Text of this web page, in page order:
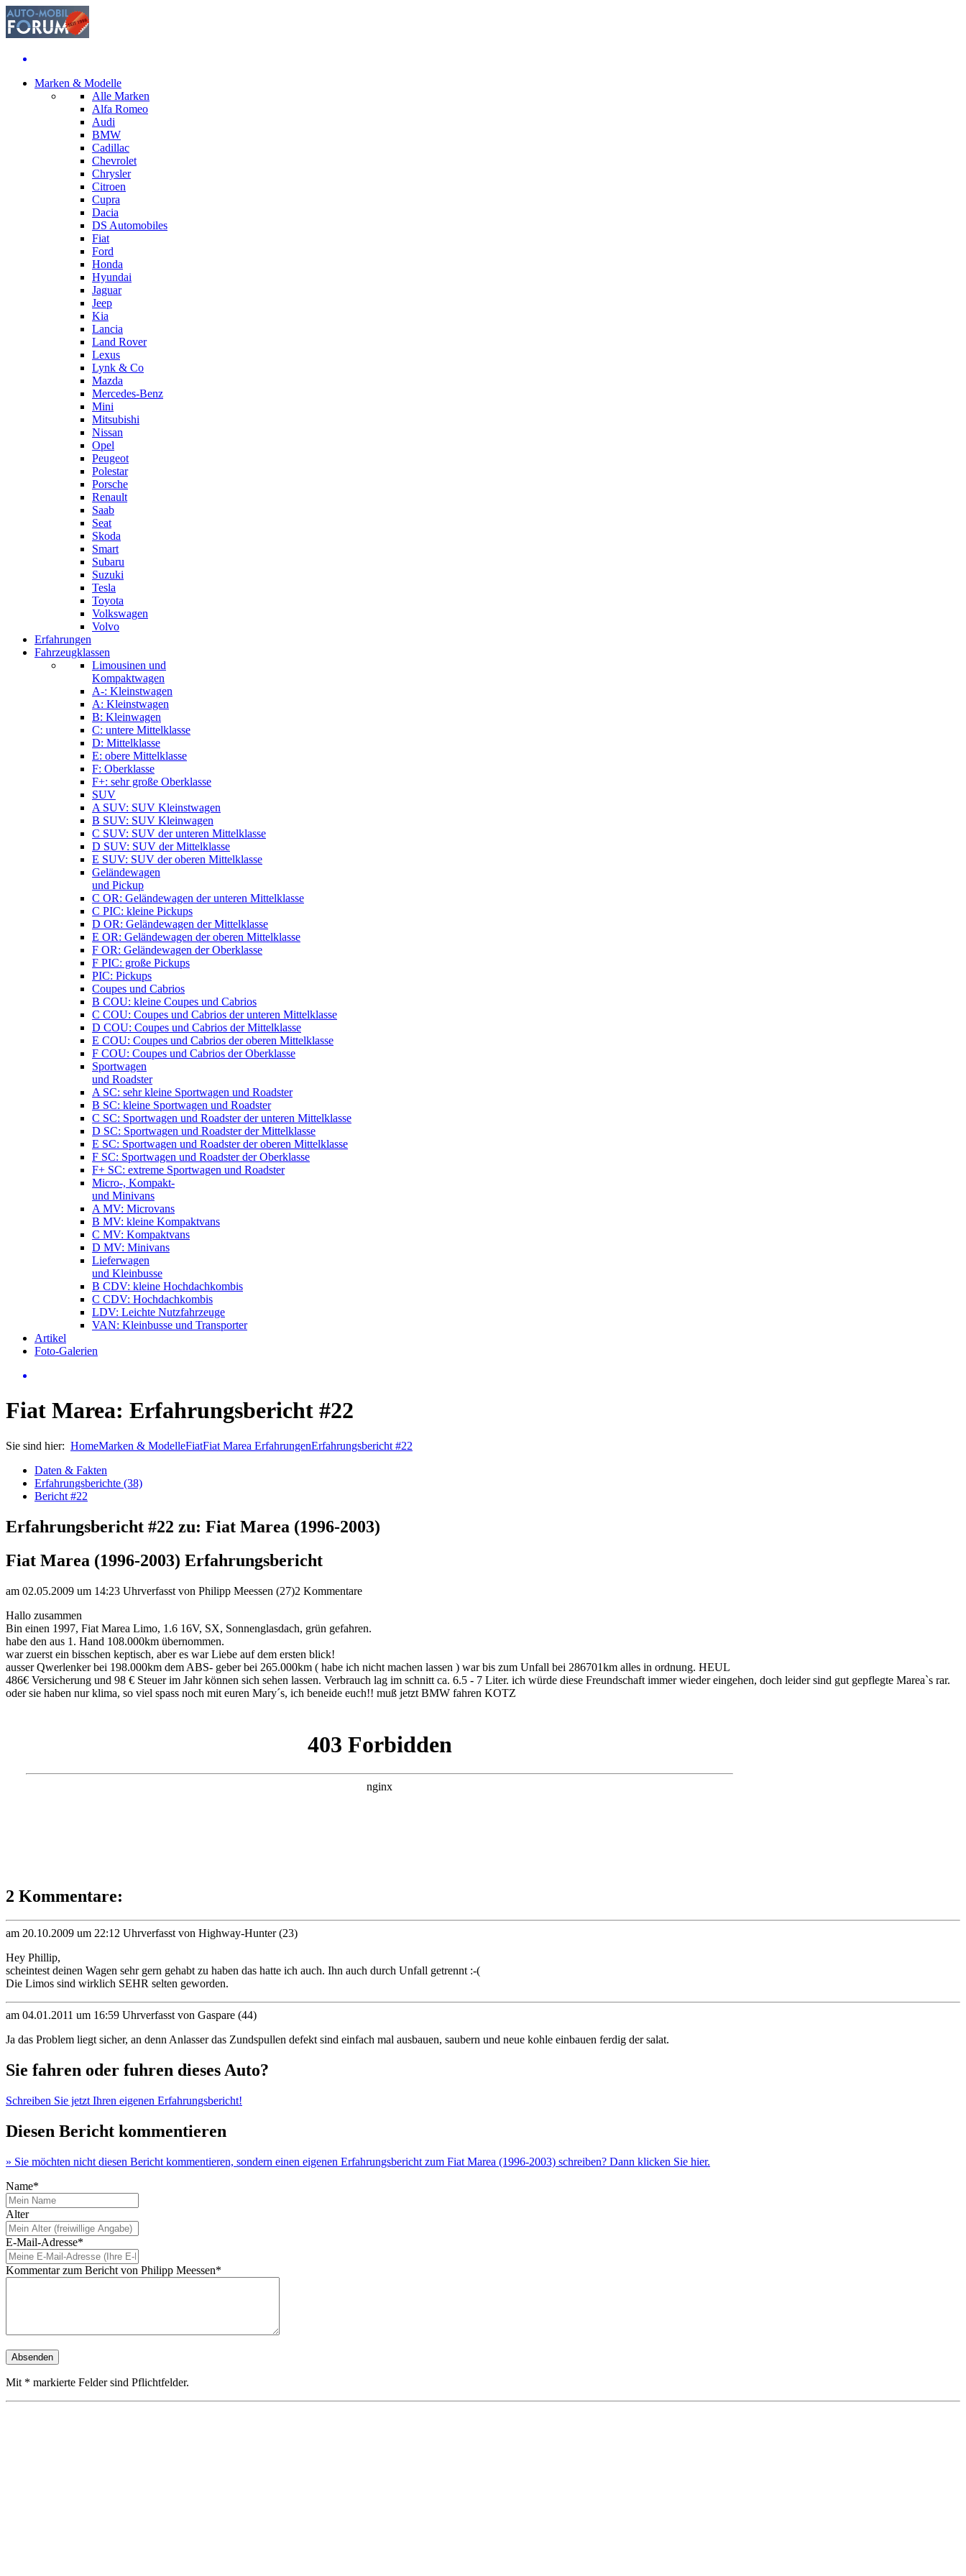
Marken & Modelle
Alle Marken
Alfa Romeo
Audi
BMW
Cadillac
Chevrolet
Chrysler
Citroen
Cupra
Dacia
DS Automobiles
Fiat
Ford
Honda
Hyundai
Jaguar
Jeep
Kia
Lancia
Land Rover
Lexus
Lynk & Co
Mazda
Mercedes-Benz
Mini
Mitsubishi
Nissan
Opel
Peugeot
Polestar
Porsche
Renault
Saab
Seat
Skoda
Smart
Subaru
Suzuki
Tesla
Toyota
Volkswagen
Volvo
Erfahrungen
Fahrzeugklassen
Limousinen und
Kompaktwagen
A-: Kleinstwagen
A: Kleinstwagen
B: Kleinwagen
C: untere Mittelklasse
D: Mittelklasse
E: obere Mittelklasse
F: Oberklasse
F+: sehr große Oberklasse
SUV
A SUV: SUV Kleinstwagen
B SUV: SUV Kleinwagen
C SUV: SUV der unteren Mittelklasse
D SUV: SUV der Mittelklasse
E SUV: SUV der oberen Mittelklasse
Geländewagen
und Pickup
C OR: Geländewagen der unteren Mittelklasse
C PIC: kleine Pickups
D OR: Geländewagen der Mittelklasse
E OR: Geländewagen der oberen Mittelklasse
F OR: Geländewagen der Oberklasse
F PIC: große Pickups
PIC: Pickups
Coupes und Cabrios
B COU: kleine Coupes und Cabrios
C COU: Coupes und Cabrios der unteren Mittelklasse
D COU: Coupes und Cabrios der Mittelklasse
E COU: Coupes und Cabrios der oberen Mittelklasse
F COU: Coupes und Cabrios der Oberklasse
Sportwagen
und Roadster
A SC: sehr kleine Sportwagen und Roadster
B SC: kleine Sportwagen und Roadster
C SC: Sportwagen und Roadster der unteren Mittelklasse
D SC: Sportwagen und Roadster der Mittelklasse
E SC: Sportwagen und Roadster der oberen Mittelklasse
F SC: Sportwagen und Roadster der Oberklasse
F+ SC: extreme Sportwagen und Roadster
Micro-, Kompakt-
und Minivans
A MV: Microvans
B MV: kleine Kompaktvans
C MV: Kompaktvans
D MV: Minivans
Lieferwagen
und Kleinbusse
B CDV: kleine Hochdachkombis
C CDV: Hochdachkombis
LDV: Leichte Nutzfahrzeuge
VAN: Kleinbusse und Transporter
Artikel
Foto-Galerien
Fiat Marea: Erfahrungsbericht #22
Sie sind hier: HomeMarken & ModelleFiatFiat Marea ErfahrungenErfahrungsbericht #22
Daten & Fakten
Erfahrungsberichte (38)
Bericht #22
Erfahrungsbericht #22 zu: Fiat Marea (1996-2003)
Fiat Marea (1996-2003) Erfahrungsbericht
am 02.05.2009 um 14:23 Uhrverfasst von Philipp Meessen (27)2 Kommentare
Hallo zusammen
Bin einen 1997, Fiat Marea Limo, 1.6 16V, SX, Sonnenglasdach, grün gefahren.
habe den aus 1. Hand 108.000km übernommen.
war zuerst ein bisschen keptisch, aber es war Liebe auf dem ersten blick!
ausser Qwerlenker bei 198.000km dem ABS- geber bei 265.000km ( habe ich nicht machen lassen ) war bis zum Unfall bei 286701km alles in ordnung. HEUL
486€ Versicherung und 98 € Steuer im Jahr können sich sehen lassen. Verbrauch lag im schnitt ca. 6.5 - 7 Liter. ich würde diese Freundschaft immer wieder eingehen, doch leider sind gut gepflegte Marea`s rar.
oder sie haben nur klima, so viel spass noch mit euren Mary´s, ich beneide euch!! muß jetzt BMW fahren KOTZ
2 Kommentare:
am 20.10.2009 um 22:12 Uhrverfasst von Highway-Hunter (23)
Hey Phillip,
scheintest deinen Wagen sehr gern gehabt zu haben das hatte ich auch. Ihn auch durch Unfall getrennt :-(
Die Limos sind wirklich SEHR selten geworden.
am 04.01.2011 um 16:59 Uhrverfasst von Gaspare (44)
Ja das Problem liegt sicher, an denn Anlasser das Zundspullen defekt sind einfach mal ausbauen, saubern und neue kohle einbauen ferdig der salat.
Sie fahren oder fuhren dieses Auto?
Schreiben Sie jetzt Ihren eigenen Erfahrungsbericht!
Diesen Bericht kommentieren
» Sie möchten nicht diesen Bericht kommentieren, sondern einen eigenen Erfahrungsbericht zum Fiat Marea (1996-2003) schreiben? Dann klicken Sie hier.
Name*
Alter
E-Mail-Adresse*
Kommentar zum Bericht von Philipp Meessen*
Mit * markierte Felder sind Pflichtfelder.